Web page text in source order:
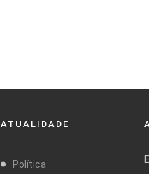
ATUALIDADE
Política